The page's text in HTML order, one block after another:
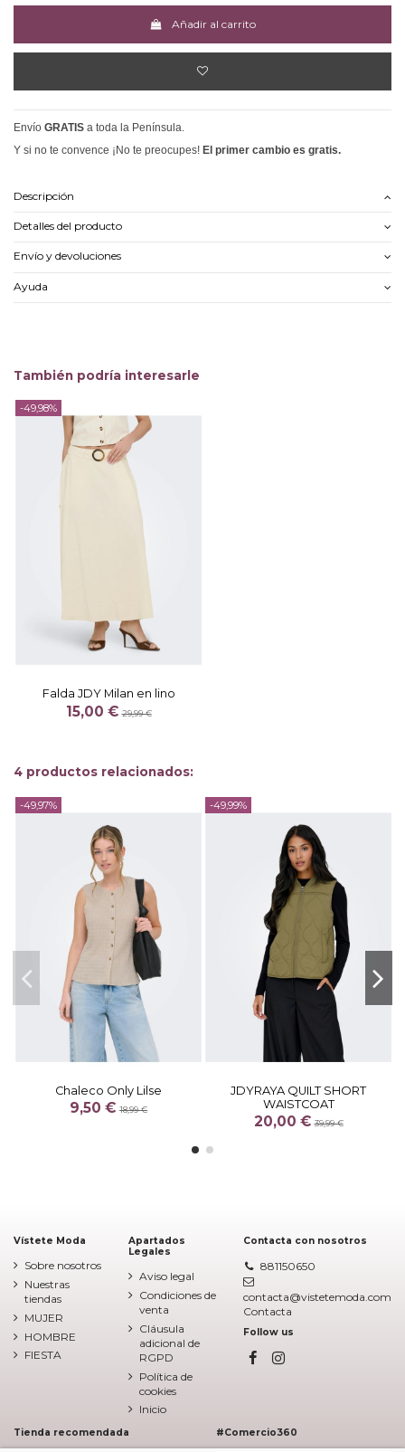
Añadir al carrito
Envío GRATIS a toda la Península.
Y si no te convence ¡No te preocupes! El primer cambio es gratis.
Descripción
Detalles del producto
Envío y devoluciones
Ayuda
También podría interesarle
-49,98%
Falda JDY Milan en lino
15,00 €29,99 €
4 productos relacionados:
-49,97%
Chaleco Only Lilse
9,50 € 18,99 €
-49,99%
JDYRAYA QUILT SHORT
WAISTCOAT
20,00 €39,99 €
Vístete Moda
Sobre nosotros
Nuestras
tiendas
MUJER
HOMBRE
FIESTA
Apartados
Legales
Aviso legal
Condiciones de
venta
Cláusula
adicional de
RGPD
Política de
cookies
Inicio
Contacta con nosotros
881150650
contacta@vistetemoda.com
Contacta
Follow us
Tienda recomendada #Comercio360